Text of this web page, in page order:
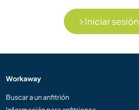
Iniciar sesión
Workaway
Buscar a un anfitrión